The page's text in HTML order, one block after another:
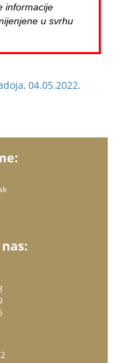
informacije
u svrhu
04.05.2022.